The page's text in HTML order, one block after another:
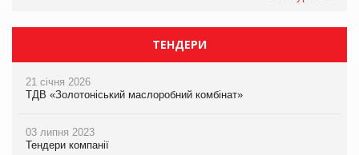
ТЕНДЕРИ
21 січня 2026
ТДВ «Золотоніський маслоробний комбінат»
03 липня 2023
Тендери компанії